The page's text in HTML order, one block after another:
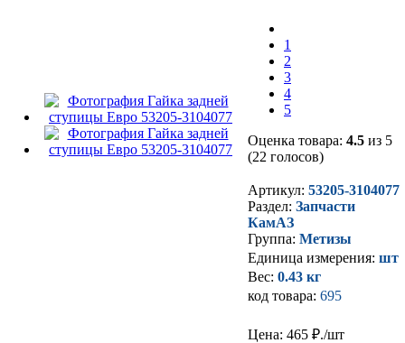
1
2
3
4
5
Оценка товара: 4.5 из 5
(22 голосов)
Артикул: 53205-3104077
Раздел: Запчасти
КамАЗ
Группа: Метизы
Единица измерения: шт
Вес: 0.43 кг
код товара: 695
Цена: 465 ₽./шт